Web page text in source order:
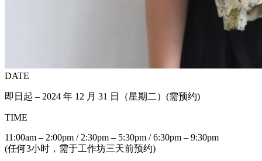
DATE
即日起 – 2024 年 12 月 31 日（星期二）(需预约)
TIME
11:00am – 2:00pm / 2:30pm – 5:30pm / 6:30pm – 9:30pm
(任何3小时，需于工作坊三天前预约)